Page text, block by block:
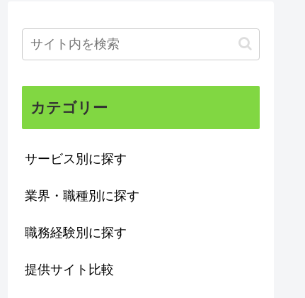
カテゴリー
サービス別に探す
業界・職種別に探す
職務経験別に探す
提供サイト比較